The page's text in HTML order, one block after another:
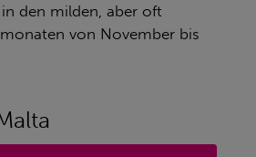
den milden, aber oft
von November bis